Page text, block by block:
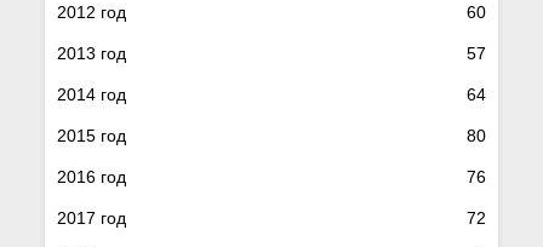
2012 год 60
2013 год 57
2014 год 64
2015 год 80
2016 год 76
2017 год 72